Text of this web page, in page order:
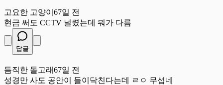
고요한 고양이 67일 전
현금 써도 CCTV 널렸는데 뭐가 다름
답글
듬직한 돌고래67일 전
성경만 사도 공안이 들이닥친다는데 ㄹㅇ 무섭네